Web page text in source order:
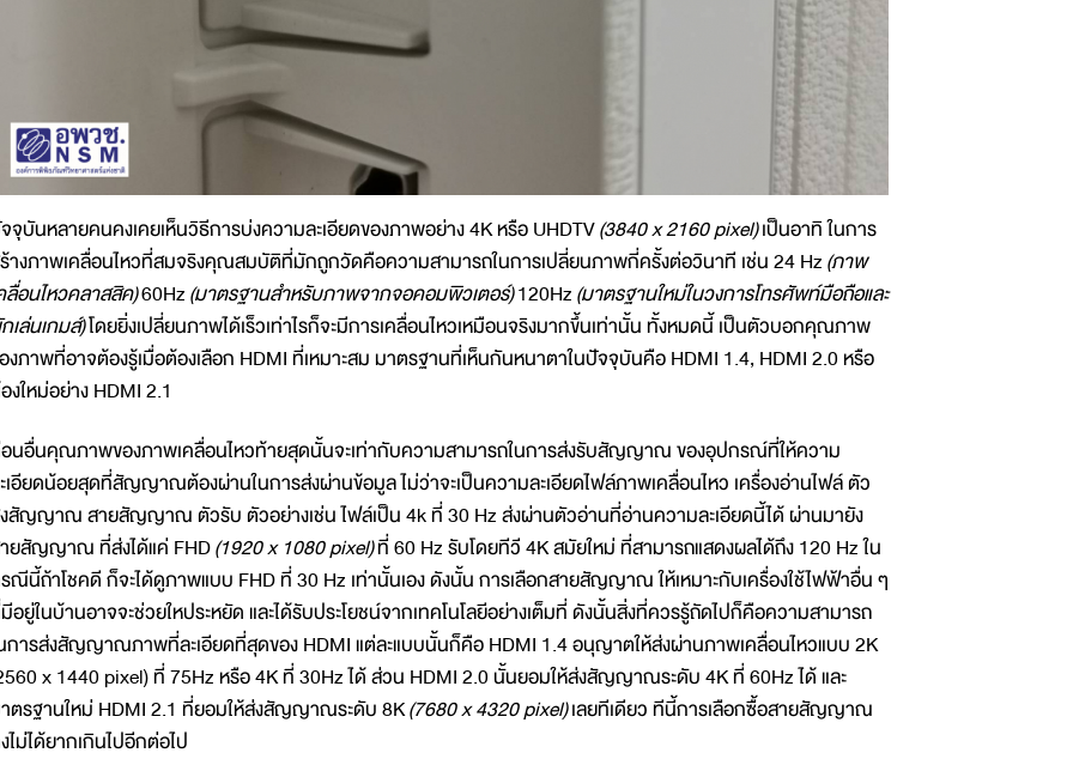
จุบันหลายคนคงเคยเห็นวิธีการบ่งความละเอียดของภาพอย่าง 4K หรือ UHDTV(3840 x 2160 pixel)เป็นอาทิ ในการ
างภาพเคลื่อนไหวที่สมจริงคุณสมบัติที่มักถูกวัดคือความสามารถในการเปลี่ยนภาพกี่ครั้งต่อวินาที เช่น 24 Hz(ภาพ
ลื่อนไหวคลาสสิค)60Hz(มาตรฐานสำหรับภาพจากจอคอมพิวเตอร์)120Hz(มาตรฐานใหม่ในวงการโทรศัพท์มือถือและ
เล่นเกมส์)โดยยิ่งเปลี่ยนภาพได้เร็วเท่าไรก็จะมีการเคลื่อนไหวเหมือนจริงมากขึ้นเท่านั้น ทั้งหมดนี้ เป็นตัวบอกคุณภาพ
งภาพที่อาจต้องรู้เมื่อต้องเลือก HDMI ที่เหมาะสม มาตรฐานที่เห็นกันหนาตาในปัจจุบันคือ HDMI 1.4, HDMI 2.0 หรือ
งใหม่อย่าง HDMI 2.1
นอื่นคุณภาพของภาพเคลื่อนไหวท้ายสุดนั้นจะเท่ากับความสามารถในการส่งรับสัญญาณ ของอุปกรณ์ที่ให้ความ
เอียดน้อยสุดที่สัญญาณต้องผ่านในการส่งผ่านข้อมูล ไม่ว่าจะเป็นความละเอียดไฟล์ภาพเคลื่อนไหว เครื่องอ่านไฟล์ ตัว
สัญญาณ สายสัญญาณ ตัวรับ ตัวอย่างเช่น ไฟล์เป็น 4k ที่ 30 Hz ส่งผ่านตัวอ่านที่อ่านความละเอียดนี้ได้ ผ่านมายัง
ยสัญญาณ ที่ส่งได้แค่ FHD(1920 x 1080 pixel)ที่ 60 Hz รับโดยทีวี 4K สมัยใหม่ ที่สามารถแสดงผลได้ถึง 120 Hz ใน
ณีนี้ถ้าโชคดี ก็จะได้ดูภาพแบบ FHD ที่ 30 Hz เท่านั้นเอง ดังนั้น การเลือกสายสัญญาณ ให้เหมาะกับเครื่องใช้ไฟฟ้าอื่น ๆ
อยู่ในบ้านอาจจะช่วยใหประหยัด และได้รับประโยชน์จากเทคโนโลยีอย่างเต็มที่ ดังนั้นสิ่งที่ควรรู้ถัดไปก็คือความสามารถ
การส่งสัญญาณภาพที่ละเอียดที่สุดของ HDMI แต่ละแบบนั้นก็คือ HDMI 1.4 อนุญาตให้ส่งผ่านภาพเคลื่อนไหวแบบ 2K
x 1440 pixel) ที่ 75Hz หรือ 4K ที่ 30Hz ได้ ส่วน HDMI 2.0 นั้นยอมให้ส่งสัญญาณระดับ 4K ที่ 60Hz ได้ และ
ตรฐานใหม่ HDMI 2.1 ที่ยอมให้ส่งสัญญาณระดับ 8K(7680 x 4320 pixel)เลยทีเดียว ทีนี้การเลือกซื้อสายสัญญาณ
ไม่ได้ยากเกินไปอีกต่อไป